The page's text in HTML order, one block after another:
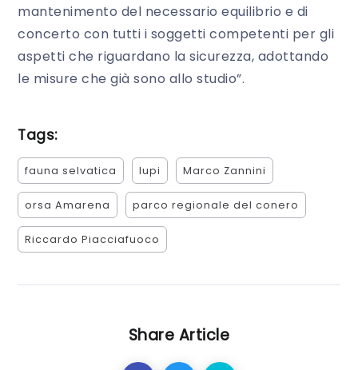
mantenimento del necessario equilibrio e di
concerto con tutti i soggetti competenti per gli
aspetti che riguardano la sicurezza, adottando
le misure che già sono allo studio”.
Tags:
fauna selvatica lupi Marco Zannini
orsa Amarena parco regionale del conero
Riccardo Piacciafuoco
Share Article